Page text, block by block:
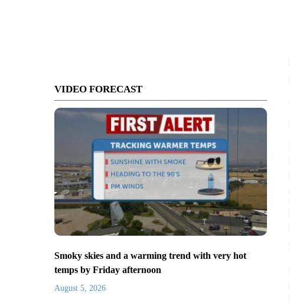
VIDEO FORECAST
Smoky skies and a warming trend with very hot
temps by Friday afternoon
August 5, 2026